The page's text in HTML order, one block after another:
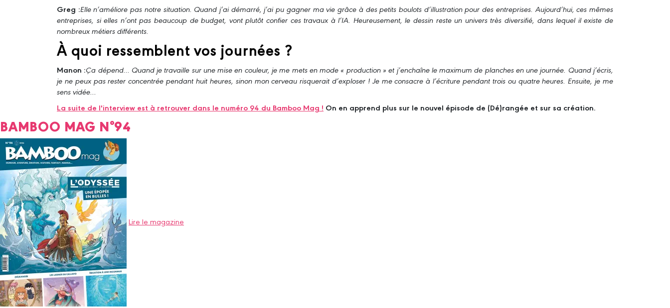
Greg :Elle n’améliore pas notre situation. Quand j’ai démarré, j’ai pu gagner ma vie grâce à des petits boulots d’illustration pour des entreprises. Aujourd’hui, ces mêmes
entreprises, si elles n’ont pas beaucoup de budget, vont plutôt confier ces travaux à l’IA. Heureusement, le dessin reste un univers très diversifié, dans lequel il existe de
nombreux métiers différents.
À quoi ressemblent vos journées ?
Manon :Ça dépend... Quand je travaille sur une mise en couleur, je me mets en mode « production » et j’enchaîne le maximum de planches en une journée. Quand j’écris,
je ne peux pas rester concentrée pendant huit heures, sinon mon cerveau risquerait d’exploser ! Je me consacre à l’écriture pendant trois ou quatre heures. Ensuite, je me
sens vidée...
La suite de l'interview est à retrouver dans le numéro 94 du Bamboo Mag ! On en apprend plus sur le nouvel épisode de (Dé)rangée et sur sa création.
BAMBOO MAG N°94
Lire le magazine